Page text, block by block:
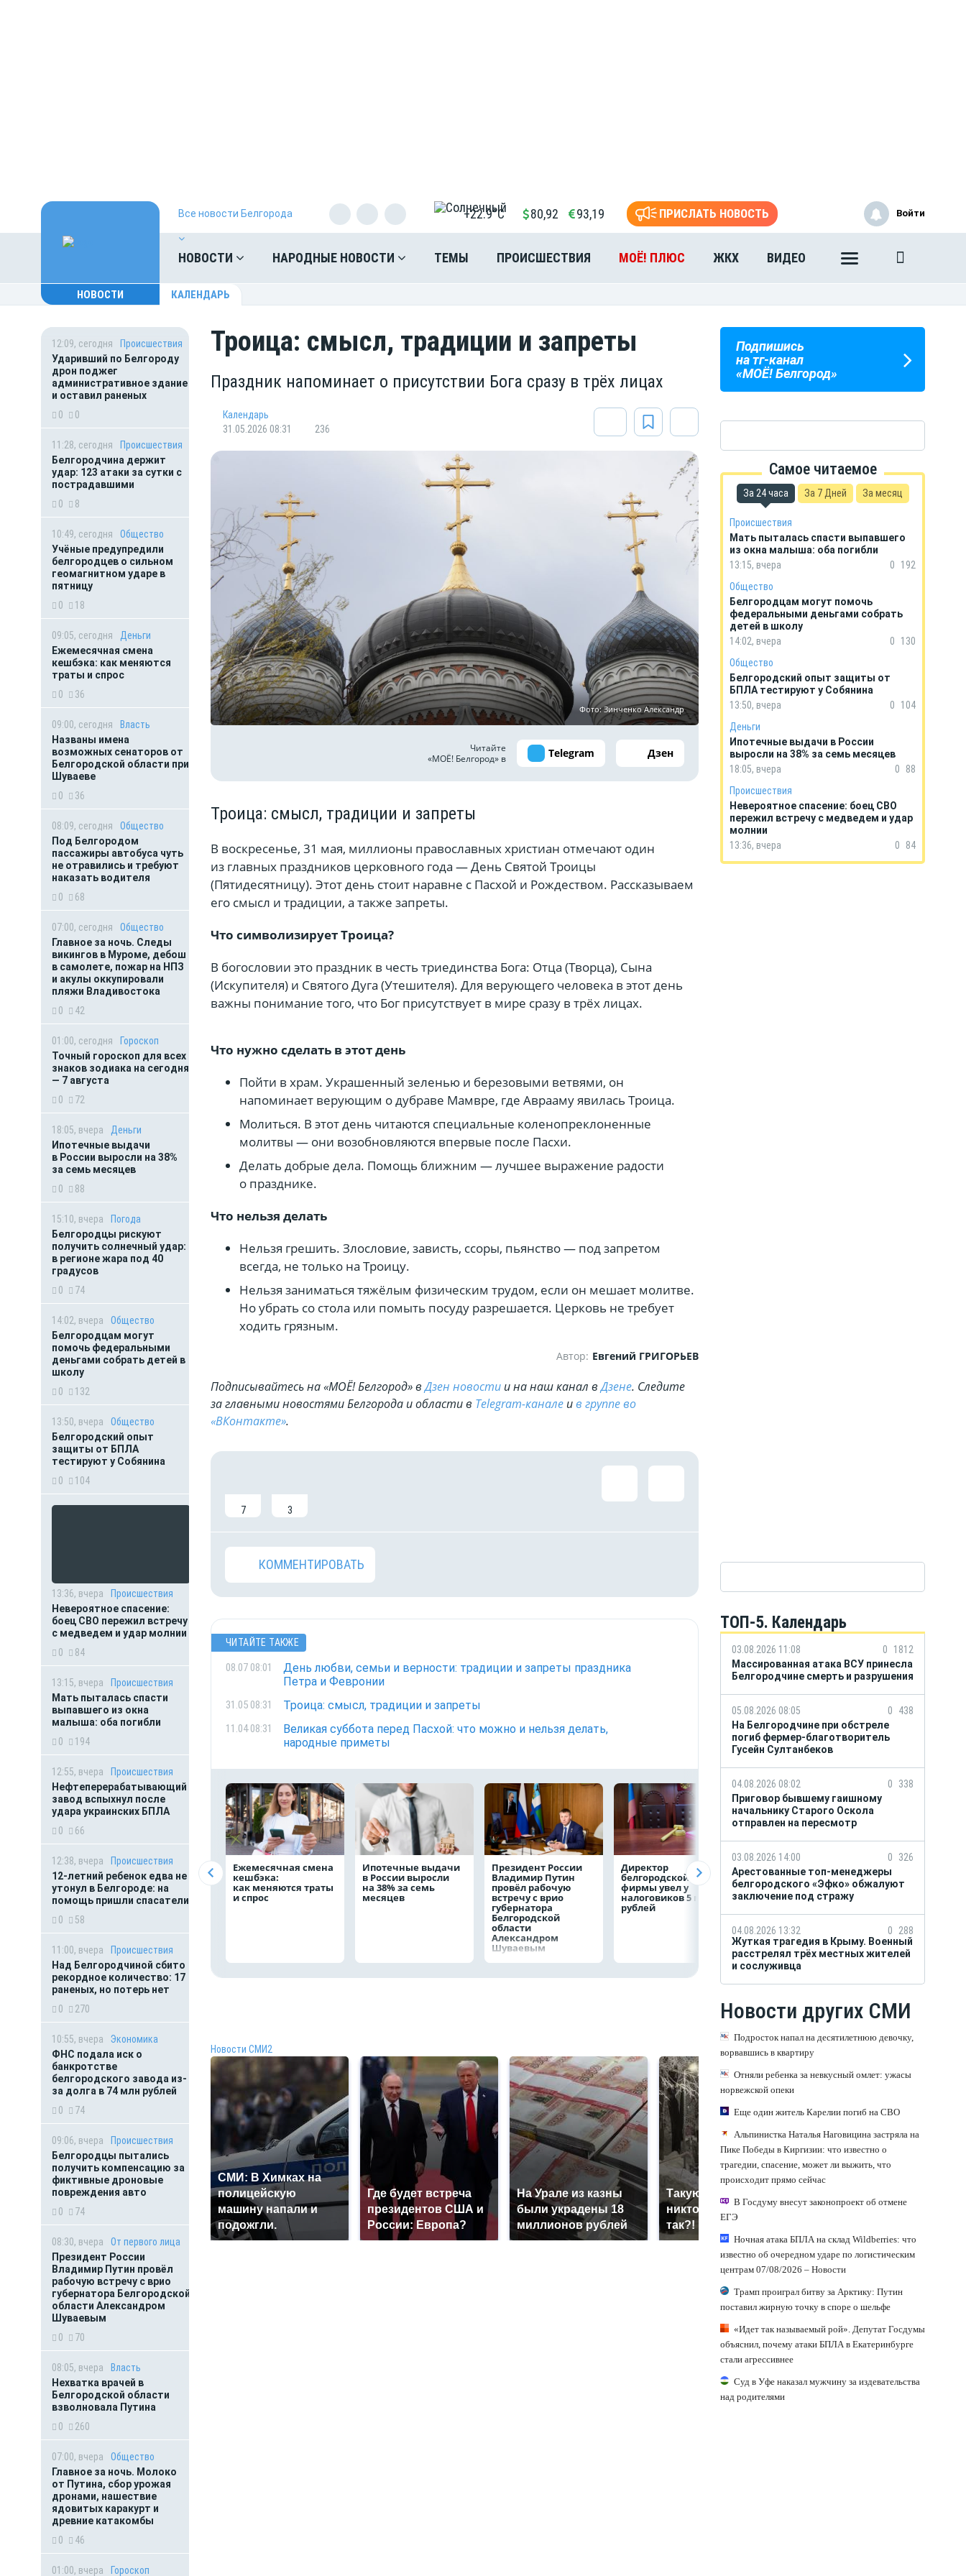
Все новости Белгорода +22.9°C 80,92 93,19 ПРИСЛАТЬ НОВОСТЬ
НОВОСТИ НАРОДНЫЕ НОВОСТИ ТЕМЫ ПРОИСШЕСТВИЯ МОЁ! ПЛЮС ЖКХ ВИДЕО
Войти
НОВОСТИ КАЛЕНДАРЬ
12:09, сегодня
Происшествия
Ударивший по Белгороду
дрон поджег
административное здание
и оставил раненых
0
0
11:28, сегодня
Происшествия
Белгородчина держит
удар: 123 атаки за сутки с
пострадавшими
0
8
10:49, сегодня
Общество
Учёные предупредили
белгородцев о сильном
геомагнитном ударе в
пятницу
0
18
09:05, сегодня
Деньги
Ежемесячная смена
кешбэка: как меняются
траты и спрос
0
36
09:00, сегодня
Власть
Названы имена
возможных сенаторов от
Белгородской области при
Шуваеве
0
36
08:09, сегодня
Общество
Под Белгородом
пассажиры автобуса чуть
не отравились и требуют
наказать водителя
0
68
07:00, сегодня
Общество
Главное за ночь. Следы
викингов в Муроме, дебош
в самолете, пожар на НПЗ
и акулы оккупировали
пляжи Владивостока
0
42
01:00, сегодня
Гороскоп
Точный гороскоп для всех
знаков зодиака на сегодня
— 7 августа
0
72
18:05, вчера
Деньги
Ипотечные выдачи
в России выросли на 38%
за семь месяцев
0
88
15:10, вчера
Погода
Белгородцы рискуют
получить солнечный удар:
в регионе жара под 40
градусов
0
74
14:02, вчера
Общество
Белгородцам могут
помочь федеральными
деньгами собрать детей в
школу
0
132
13:50, вчера
Общество
Белгородский опыт
защиты от БПЛА
тестируют у Собянина
0
104
13:36, вчера
Происшествия
Невероятное спасение:
боец СВО пережил встречу
с медведем и удар молнии
0
84
13:15, вчера
Происшествия
Мать пыталась спасти
выпавшего из окна
малыша: оба погибли
0
194
12:55, вчера
Происшествия
Нефтеперерабатывающий
завод вспыхнул после
удара украинских БПЛА
0
66
12:38, вчера
Происшествия
12-летний ребенок едва не
утонул в Белгороде: на
помощь пришли спасатели
0
58
11:00, вчера
Происшествия
Над Белгородчиной сбито
рекордное количество: 17
раненых, но потерь нет
0
270
10:55, вчера
Экономика
ФНС подала иск о
банкротстве
белгородского завода из-
за долга в 74 млн рублей
0
74
09:06, вчера
Происшествия
Белгородцы пытались
получить компенсацию за
фиктивные дроновые
повреждения авто
0
74
08:30, вчера
От первого лица
Президент России
Владимир Путин провёл
рабочую встречу с врио
губернатора Белгородской
области Александром
Шуваевым
0
70
08:05, вчера
Власть
Нехватка врачей в
Белгородской области
взволновала Путина
0
260
07:00, вчера
Общество
Главное за ночь. Молоко
от Путина, сбор урожая
дронами, нашествие
ядовитых каракурт и
древние катакомбы
0
46
01:00, вчера Гороскоп
Троица: смысл, традиции и запреты
Праздник напоминает о присутствии Бога сразу в трёх лицах
Календарь
31.05.2026 08:31
236
Фото: Зинченко Александр
Читайте
«МОЁ! Белгород» в
Telegram Дзен
Троица: смысл, традиции и запреты
В воскресенье, 31 мая, миллионы православных христиан отмечают один
из главных праздников церковного года — День Святой Троицы
(Пятидесятницу). Этот день стоит наравне с Пасхой и Рождеством. Рассказываем
его смысл и традиции, а также запреты.
Что символизирует Троица?
В богословии это праздник в честь триединства Бога: Отца (Творца), Сына
(Искупителя) и Святого Дуга (Утешителя). Для верующего человека в этот день
важны понимание того, что Бог присутствует в мире сразу в трёх лицах.
Что нужно сделать в этот день
Пойти в храм. Украшенный зеленью и березовыми ветвями, он
напоминает верующим о дубраве Мамвре, где Аврааму явилась Троица.
Молиться. В этот день читаются специальные коленопреклоненные
молитвы — они возобновляются впервые после Пасхи.
Делать добрые дела. Помощь ближним — лучшее выражение радости
о празднике.
Что нельзя делать
Нельзя грешить. Злословие, зависть, ссоры, пьянство — под запретом
всегда, не только на Троицу.
Нельзя заниматься тяжёлым физическим трудом, если он мешает молитве.
Но убрать со стола или помыть посуду разрешается. Церковь не требует
ходить грязным.
Автор: Евгений ГРИГОРЬЕВ
Подписывайтесь на «МОЁ! Белгород» вДзен новости и на наш канал вДзене. Cледите
за главными новостями Белгорода и области в Telegram-канале ив группе во
«ВКонтакте».
7 3
КОММЕНТИРОВАТЬ
ЧИТАЙТЕ ТАКЖЕ
08.07 08:01
День любви, семьи и верности: традиции и запреты праздника
Петра и Февронии
31.05 08:31 Троица: смысл, традиции и запреты
11.04 08:31
Великая суббота перед Пасхой: что можно и нельзя делать,
народные приметы
Ежемесячная смена
кешбэка:
как меняются траты
и спрос
Ипотечные выдачи
в России выросли
на 38% за семь
месяцев
Президент России
Владимир Путин
провёл рабочую
встречу с врио
губернатора
Белгородской
области
Александром
Шуваевым
Директор
белгородской
фирмы увел у
налоговиков 5 млн
рублей
Объем продаж
кредитов
наличными в России
вырос на 64%
кредитов в
полугодии 2026
Новости СМИ2
СМИ: В Химках на
полицейскую
машину напали и
подожгли.
Где будет встреча
президентов США и
России: Европа?
На Урале из казны
были украдены 18
миллионов рублей
Такую зиму в России
никто не ждал: как
так?!
Как выглядит место
ГОРОСКОП
НА КАЖДЫЙ ДЕНЬ
Подпишись
на тг-канал
«МОЁ! Белгород»
ПОГОДА
В БЕЛГОРОДЕ
Самое читаемое
За 24 часа За 7 Дней За месяц
Происшествия
Мать пыталась спасти выпавшего
из окна малыша: оба погибли
13:15, вчера
0
192
Общество
Белгородцам могут помочь
федеральными деньгами собрать
детей в школу
14:02, вчера
0
130
Общество
Белгородский опыт защиты от
БПЛА тестируют у Собянина
13:50, вчера
0
104
Деньги
Ипотечные выдачи в России
выросли на 38% за семь месяцев
18:05, вчера
0
88
Происшествия
Невероятное спасение: боец СВО
пережил встречу с медведем и удар
молнии
13:36, вчера
0 84
ТОП-5. Календарь
03.08.2026 11:08 0
1812
Массированная атака ВСУ принесла
Белгородчине смерть и разрушения
05.08.2026 08:05 0
438
На Белгородчине при обстреле
погиб фермер-благотворитель
Гусейн Султанбеков
04.08.2026 08:02 0
338
Приговор бывшему гаишному
начальнику Старого Оскола
отправлен на пересмотр
03.08.2026 14:00 0
326
Арестованные топ-менеджеры
белгородского «Эфко» обжалуют
заключение под стражу
04.08.2026 13:32 0
288
Жуткая трагедия в Крыму. Военный
расстрелял трёх местных жителей
и сослуживца
Новости других СМИ
Подросток напал на десятилетнюю девочку,
ворвавшись в квартиру
Отняли ребенка за невкусный омлет: ужасы
норвежской опеки
Еще один житель Карелии погиб на СВО
Альпинистка Наталья Наговицина застряла на
Пике Победы в Киргизии: что известно о
трагедии, спасение, может ли выжить, что
происходит прямо сейчас
В Госдуму внесут законопроект об отмене
ЕГЭ
Ночная атака БПЛА на склад Wildberries: что
известно об очередном ударе по логистическим
центрам 07/08/2026 – Новости
Трамп проиграл битву за Арктику: Путин
поставил жирную точку в споре о шельфе
«Идет так называемый рой». Депутат Госдумы
объяснил, почему атаки БПЛА в Екатеринбурге
стали агрессивнее
Суд в Уфе наказал мужчину за издевательства
над родителями